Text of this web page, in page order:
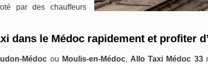
par des chauffeurs
dans le Médoc rapidement et profiter
Médoc ou Moulis-en-Médoc, Allo Taxi Médoc 33